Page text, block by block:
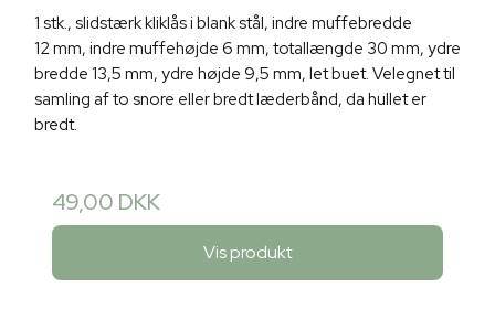
1 stk., slidstærk kliklås i blank stål, indre muffebredde
12 mm, indre muffehøjde 6 mm, totallængde 30 mm, ydre
bredde 13,5 mm, ydre højde 9,5 mm, let buet. Velegnet til
samling af to snore eller bredt læderbånd, da hullet er
bredt.
49,00 DKK
Vis produkt